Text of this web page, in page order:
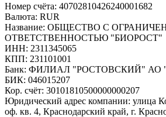
Номер счёта: 40702810426240001682
Валюта: RUR
Название: ОБЩЕСТВО С
ОТВЕТСТВЕННОСТЬЮ "БИОРОСТ"
ИНН: 2311345065
КПП: 231101001
Банк: ФИЛИАЛ "РОСТОВСКИЙ" АО
БИК: 046015207
Кор. счёт: 30101810500000000207
Юридический адрес компании: улица
оф. кв. 4, Краснодарский край, г.